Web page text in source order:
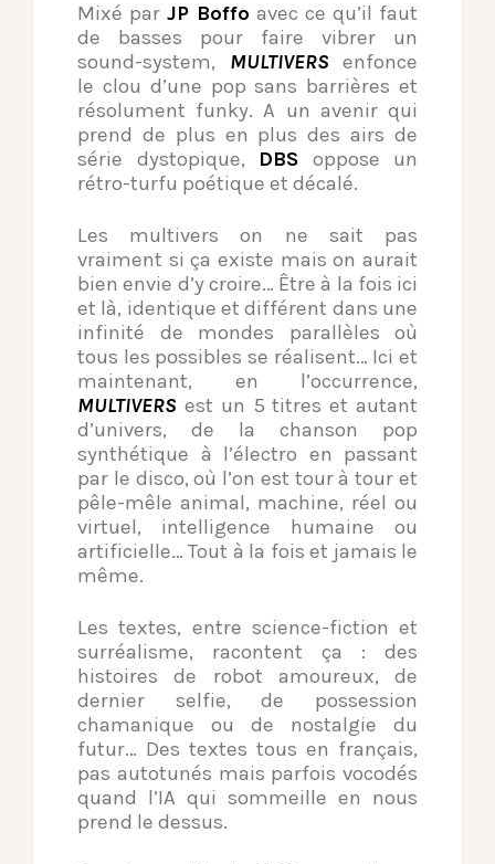
Mixé par JP Boffo avec ce qu’il faut
de basses pour faire vibrer un
sound-system, MULTIVERS enfonce
le clou d’une pop sans barrières et
résolument funky. A un avenir qui
prend de plus en plus des airs de
série dystopique, DBS oppose un
rétro-turfu poétique et décalé.
Les multivers on ne sait pas
vraiment si ça existe mais on aurait
bien envie d’y croire… Être à la fois ici
et là, identique et différent dans une
infinité de mondes parallèles où
tous les possibles se réalisent… Ici et
maintenant, en l’occurrence,
MULTIVERS est un 5 titres et autant
d’univers, de la chanson pop
synthétique à l’électro en passant
par le disco, où l’on est tour à tour et
pêle-mêle animal, machine, réel ou
virtuel, intelligence humaine ou
artificielle… Tout à la fois et jamais le
même.
Les textes, entre science-fiction et
surréalisme, racontent ça : des
histoires de robot amoureux, de
dernier selfie, de possession
chamanique ou de nostalgie du
futur… Des textes tous en français,
pas autotunés mais parfois vocodés
quand l’IA qui sommeille en nous
prend le dessus.